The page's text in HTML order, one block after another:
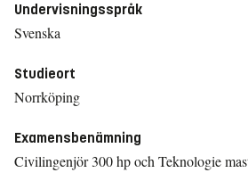
Undervisningsspråk
Svenska
Studieort
Norrköping
Examensbenämning
Civilingenjör 300 hp och Teknologie